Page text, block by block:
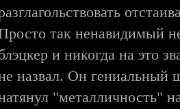
так ненавидимый
и никогда на это
назвал. Он гениальный
"металличность"